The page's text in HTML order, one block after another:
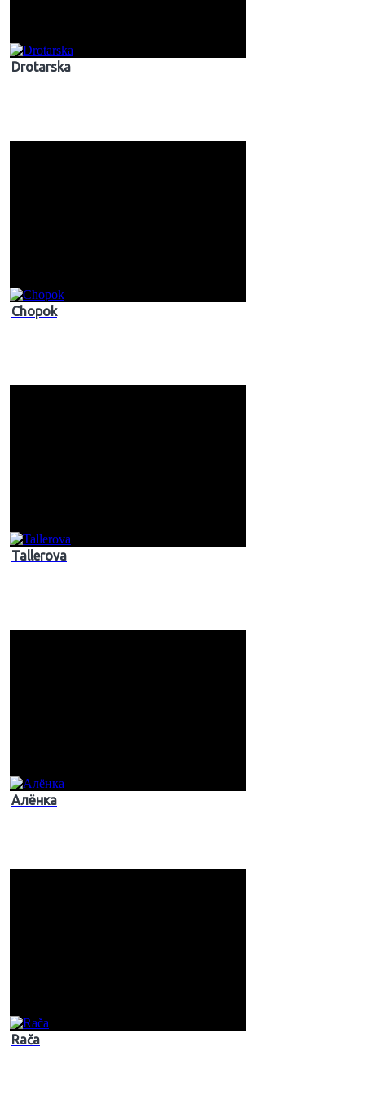
Drotarska
Chopok
Tallerova
Алёнка
Rača